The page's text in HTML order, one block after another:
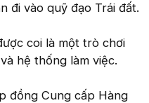
đi vào quỹ đạo Trái đất.
coi là một trò chơi
hệ thống làm việc.
đồng Cung cấp Hàng